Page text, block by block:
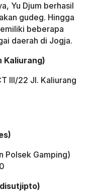
Yu Djum berhasil
gudeg. Hingga
beberapa
daerah di Jogja.
Kaliurang)
III/22 Jl. Kaliurang
Polsek Gamping)